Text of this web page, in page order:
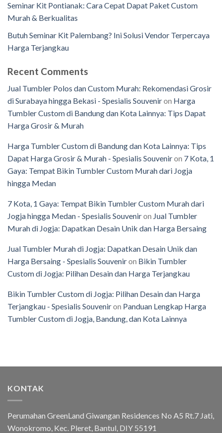
Seminar Kit Pontianak: Cara Cepat Dapat Paket Custom
Murah & Berkualitas
Butuh Seminar Kit Palembang? Ini Solusi Vendor Terpercaya
Harga Terjangkau
Recent Comments
Jual Tumbler Polos dan Custom Murah: Rekomendasi Grosir
di Surabaya hingga Bekasi - Spesialis Souveniron Harga
Tumbler Custom di Bandung dan Kota Lainnya: Tips Dapat
Harga Grosir & Murah
Harga Tumbler Custom di Bandung dan Kota Lainnya: Tips
Dapat Harga Grosir & Murah - Spesialis Souveniron 7 Kota, 1
Gaya: Tempat Bikin Tumbler Custom Murah dari Jogja
hingga Medan
7 Kota, 1 Gaya: Tempat Bikin Tumbler Custom Murah dari
Jogja hingga Medan - Spesialis Souveniron Jual Tumbler
Murah di Jogja: Dapatkan Desain Unik dan Harga Bersaing
Jual Tumbler Murah di Jogja: Dapatkan Desain Unik dan
Harga Bersaing - Spesialis Souveniron Bikin Tumbler
Custom di Jogja: Pilihan Desain dan Harga Terjangkau
Bikin Tumbler Custom di Jogja: Pilihan Desain dan Harga
Terjangkau - Spesialis Souveniron Panduan Lengkap Harga
Tumbler Custom di Jogja, Bandung, dan Kota Lainnya
KONTAK
Perumahan GreenLand Giwangan Residences No A5 Rt.7 Jati,
Wonokromo, Kec. Pleret, Bantul, DIY 55191